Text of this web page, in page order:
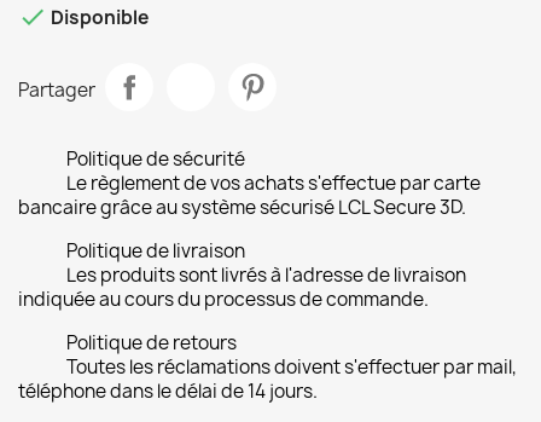
 Disponible
Partager
Politique de sécurité
Le règlement de vos achats s'effectue par carte
bancaire grâce au système sécurisé LCL Secure 3D.
Politique de livraison
Les produits sont livrés à l'adresse de livraison
indiquée au cours du processus de commande.
Politique de retours
Toutes les réclamations doivent s'effectuer par mail,
téléphone dans le délai de 14 jours.